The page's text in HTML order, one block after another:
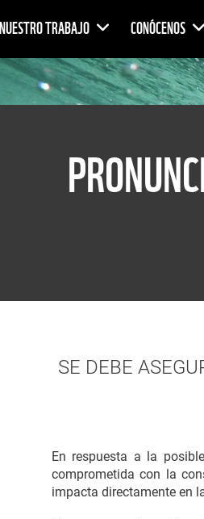
NUESTRO TRABAJO CONÓCENOS
SE DEBE
En respuesta a la
comprometida con la
impacta directamente en